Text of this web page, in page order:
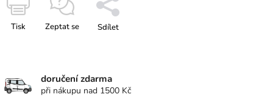
Tisk Zeptat se Sdílet
doručení zdarma
při nákupu nad 1500 Kč